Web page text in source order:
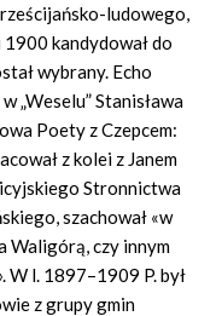
ludowego,
kandydował do
wybrany. Echo
„Weselu” Stanisława
Poety z Czepcem:
z kolei z Janem
Stronnictwa
szachował «w
Waligórą, czy innym
W l. 1897–1909 P. był
z grupy gmin